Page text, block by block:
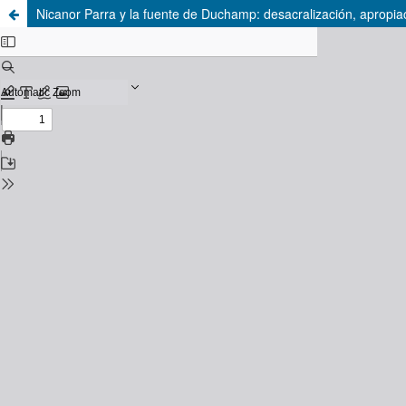
Nicanor Parra y la fuente de Duchamp: desacralización,